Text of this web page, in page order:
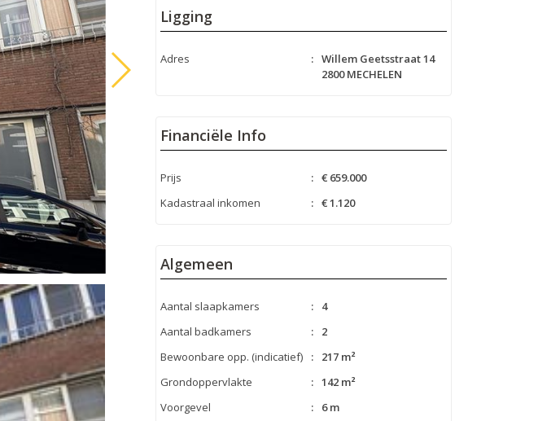
Ligging
Adres : Willem Geetsstraat 14
2800 MECHELEN
Financiële Info
Prijs : € 659.000
Kadastraal inkomen
: € 1.120
Algemeen
Aantal slaapkamers :
4
Aantal badkamers
:
2
Bewoonbare opp. (indicatief)
:
217 m²
Grondoppervlakte
: 142 m²
Voorgevel
:
6 m